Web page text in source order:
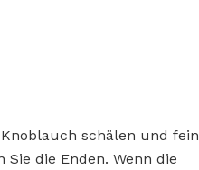
schälen und fein
die Enden. Wenn die